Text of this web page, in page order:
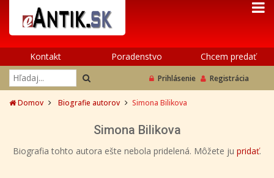
Kontakt Poradenstvo Chcem predať
Prihlásenie Registrácia
Domov Biografie autorov Simona Bilikova
Simona Bilikova
Biografia tohto autora ešte nebola pridelená. Môžete ju pridať.